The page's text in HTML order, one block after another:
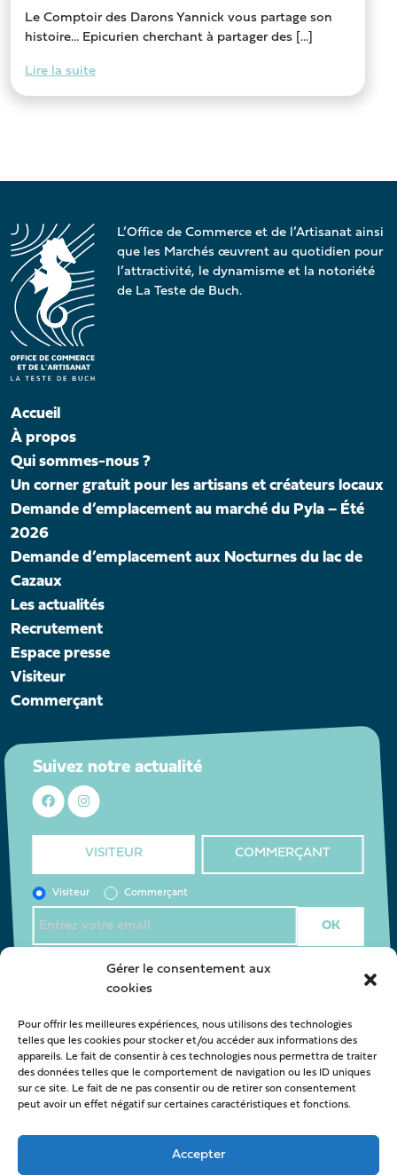
Gérer le consentement aux
cookies
Pour offrir les meilleures expériences, nous utilisons des technologies
telles que les cookies pour stocker et/ou accéder aux informations des
appareils. Le fait de consentir à ces technologies nous permettra de traiter
des données telles que le comportement de navigation ou les ID uniques
sur ce site. Le fait de ne pas consentir ou de retirer son consentement
peut avoir un effet négatif sur certaines caractéristiques et fonctions.
Accepter
Le Comptoir des Darons Yannick vous partage son
histoire… Epicurien cherchant à partager des [...]
Lire la suite
L’Office de Commerce et de l’Artisanat ainsi
que les Marchés œuvrent au quotidien pour
l’attractivité, le dynamisme et la notoriété
de La Teste de Buch.
Accueil
À propos
Qui sommes-nous ?
Un corner gratuit pour les artisans et créateurs locaux
Demande d’emplacement au marché du Pyla – Été
2026
Demande d’emplacement aux Nocturnes du lac de
Cazaux
Les actualités
Recrutement
Espace presse
Visiteur
Commerçant
Suivez notre actualité
VISITEUR COMMERÇANT
Visiteur Commerçant
Nous contacter
oca@latestedebuch.fr